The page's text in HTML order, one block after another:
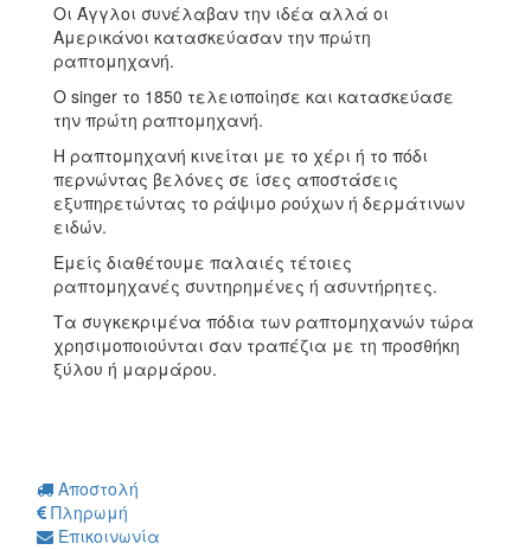
Οι Άγγλοι συνέλαβαν την ιδέα αλλά οι
Αμερικάνοι κατασκεύασαν την πρώτη
ραπτομηχανή.
Ο singer το 1850 τελειοποίησε και κατασκεύασε
την πρώτη ραπτομηχανή.
Η ραπτομηχανή κινείται με το χέρι ή το πόδι
περνώντας βελόνες σε ίσες αποστάσεις
εξυπηρετώντας το ράψιμο ρούχων ή δερμάτινων
ειδών.
Εμείς διαθέτουμε παλαιές τέτοιες
ραπτομηχανές συντηρημένες ή ασυντήρητες.
Τα συγκεκριμένα πόδια των ραπτομηχανών τώρα
χρησιμοποιούνται σαν τραπέζια με τη προσθήκη
ξύλου ή μαρμάρου.
Αποστολή
Πληρωμή
Επικοινωνία